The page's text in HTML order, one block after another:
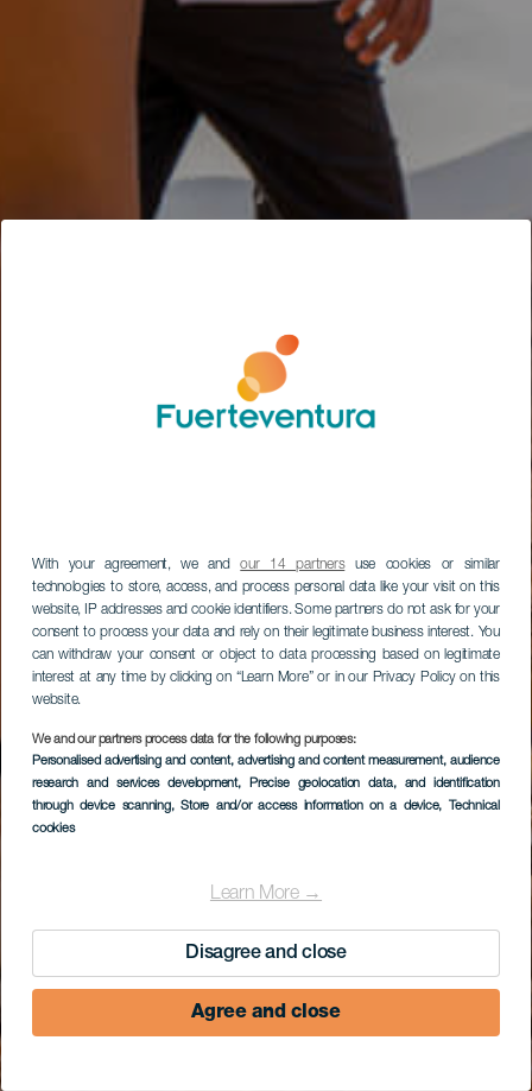
With your agreement, we andour 14 partnersuse cookies or similar
technologies to store, access, and process personal data like your visit on this
website, IP addresses and cookie identifiers. Some partners do not ask for your
consent to process your data and rely on their legitimate business interest. You
can withdraw your consent or object to data processing based on legitimate
interest at any time by clicking on “Learn More” or in our Privacy Policy on this
website.
We and our partners process data for the following purposes:
Personalised advertising and content, advertising and content measurement, audience
research and services development, Precise geolocation data, and identification
through device scanning, Store and/or access information on a device, Technical
cookies
Learn More →
Disagree and close
Agree and close